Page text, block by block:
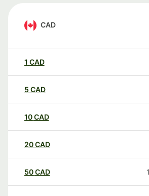
CAD
1 CAD
5 CAD
10CAD
20CAD
50CAD